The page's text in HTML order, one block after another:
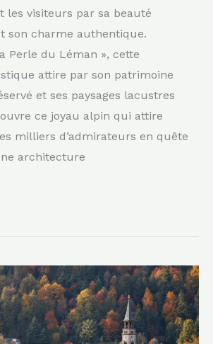
les visiteurs par sa beauté
son charme authentique.
Perle du Léman », cette
attire par son patrimoine
et ses paysages lacustres
ce joyau alpin qui attire
milliers d’admirateurs en quête
architecture